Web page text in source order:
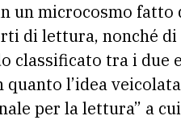
un microcosmo
di lettura, nonché
classificato tra i due
quanto l’idea
per la lettura” a